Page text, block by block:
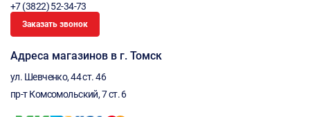
+7 (3822) 52-34-73
Заказать звонок
Адреса магазинов в г. Томск
ул. Шевченко, 44 ст. 46
пр-т Комсомольский, 7 ст. 6